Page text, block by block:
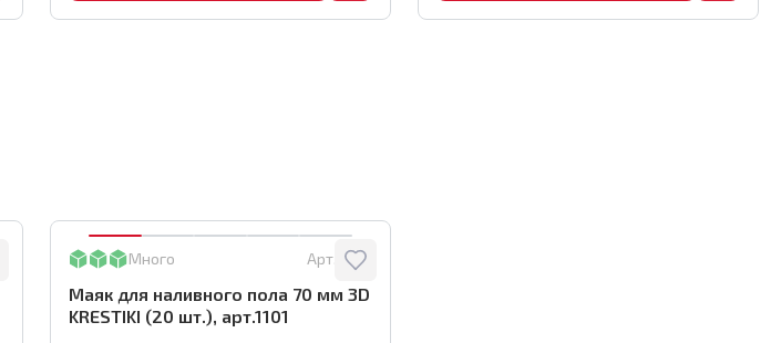
Много Арт.: 1101
Маяк для наливного пола 70 мм 3D
KRESTIKI (20 шт.), арт.1101